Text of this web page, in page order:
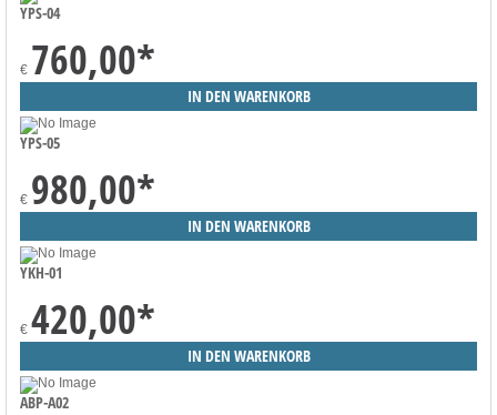
YPS-04
€ 760,00*
YPS-05
€ 980,00*
YKH-01
€ 420,00*
ABP-A02